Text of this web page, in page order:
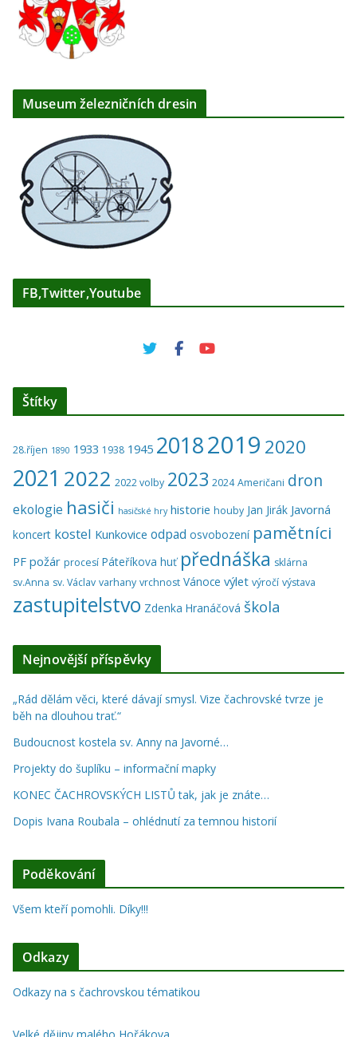
Museum železničních dresin
FB,Twitter,Youtube
Štítky
28.říjen 1890 1933 1938 1945 20182019 2020
2021 2022 2022 volby 2023 2024 Američani dron
ekologie hasiči hasičské hry historie houby Jan Jirák Javorná
koncert kostel Kunkovice odpad osvobození pamětníci
PF požár procesí Páteříkova huť přednáška sklárna
sv.Anna sv. Václav varhany vrchnost Vánoce výlet výročí výstava
zastupitelstvo Zdenka Hranáčová škola
Nejnovější příspěvky
„Rád dělám věci, které dávají smysl. Vize čachrovské tvrze je
běh na dlouhou trať.“
Budoucnost kostela sv. Anny na Javorné…
Projekty do šuplíku – informační mapky
KONEC ČACHROVSKÝCH LISTŮ tak, jak je znáte…
Dopis Ivana Roubala – ohlédnutí za temnou historií
Poděkování
Všem kteří pomohli. Díky!!!
Odkazy
Odkazy na s čachrovskou tématikou